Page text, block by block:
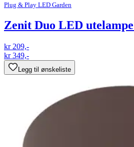
Plug & Play LED Garden
Zenit Duo LED
kr 209,-
kr 349,-
Legg til ønskeliste